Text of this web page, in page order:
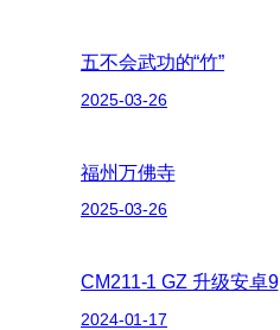
五不会武功的“竹”
2025-03-26
福州万佛寺
2025-03-26
CM211-1 GZ 升级安卓9
2024-01-17